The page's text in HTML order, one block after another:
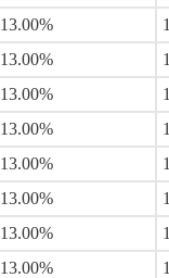
13.00%
13.00%
13.00%
13.00%
13.00%
13.00%
13.00%
13.00%